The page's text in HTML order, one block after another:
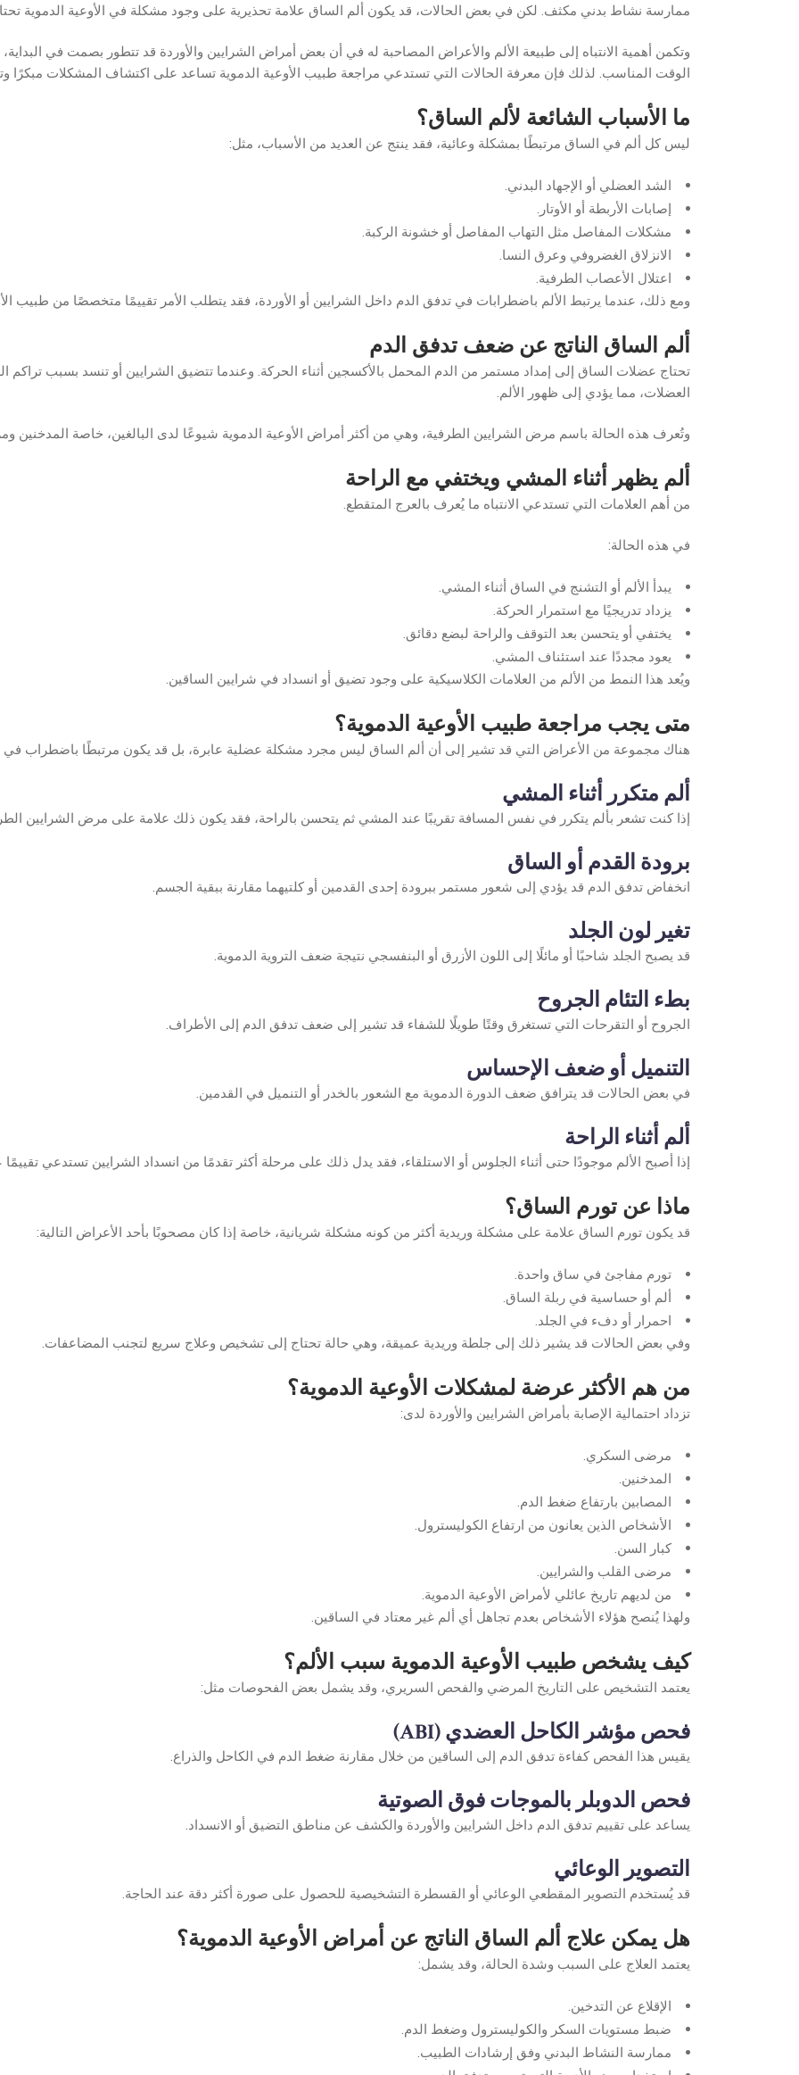
ممارسة نشاط بدني مكثف. لكن في بعض الحالات، قد يكون ألم الساق علامة تحذيرية على وجود مشكلة في الأوعية الدموية
وتكمن أهمية الانتباه إلى طبيعة الألم والأعراض المصاحبة له في أن بعض أمراض الشرايين والأوردة قد تتطور بصمت في
الوقت المناسب. لذلك فإن معرفة الحالات التي تستدعي مراجعة طبيب الأوعية الدموية تساعد على اكتشاف المشكلات مبكرًا
ما الأسباب الشائعة لألم الساق؟
ليس كل ألم في الساق مرتبطًا بمشكلة وعائية، فقد ينتج عن العديد من الأسباب، مثل:
الشد العضلي أو الإجهاد البدني.
إصابات الأربطة أو الأوتار.
مشكلات المفاصل مثل التهاب المفاصل أو خشونة الركبة.
الانزلاق الغضروفي وعرق النسا.
اعتلال الأعصاب الطرفية.
ومع ذلك، عندما يرتبط الألم باضطرابات في تدفق الدم داخل الشرايين أو الأوردة، فقد يتطلب الأمر تقييمًا متخصصًا من طبيب
ألم الساق الناتج عن ضعف تدفق الدم
تحتاج عضلات الساق إلى إمداد مستمر من الدم المحمل بالأكسجين أثناء الحركة. وعندما تتضيق الشرايين أو تنسد بسبب تراكم
العضلات، مما يؤدي إلى ظهور الألم.
وتُعرف هذه الحالة باسم مرض الشرايين الطرفية، وهي من أكثر أمراض الأوعية الدموية شيوعًا لدى البالغين، خاصة المدخنين
ألم يظهر أثناء المشي ويختفي مع الراحة
من أهم العلامات التي تستدعي الانتباه ما يُعرف بالعرج المتقطع.
في هذه الحالة:
يبدأ الألم أو التشنج في الساق أثناء المشي.
يزداد تدريجيًا مع استمرار الحركة.
يختفي أو يتحسن بعد التوقف والراحة لبضع دقائق.
يعود مجددًا عند استئناف المشي.
ويُعد هذا النمط من الألم من العلامات الكلاسيكية على وجود تضيق أو انسداد في شرايين الساقين.
متى يجب مراجعة طبيب الأوعية الدموية؟
هناك مجموعة من الأعراض التي قد تشير إلى أن ألم الساق ليس مجرد مشكلة عضلية عابرة، بل قد يكون مرتبطًا باضطراب في
ألم متكرر أثناء المشي
إذا كنت تشعر بألم يتكرر في نفس المسافة تقريبًا عند المشي ثم يتحسن بالراحة، فقد يكون ذلك علامة على مرض الشرايين
برودة القدم أو الساق
انخفاض تدفق الدم قد يؤدي إلى شعور مستمر ببرودة إحدى القدمين أو كلتيهما مقارنة ببقية الجسم.
تغير لون الجلد
قد يصبح الجلد شاحبًا أو مائلًا إلى اللون الأزرق أو البنفسجي نتيجة ضعف التروية الدموية.
بطء التئام الجروح
الجروح أو التقرحات التي تستغرق وقتًا طويلًا للشفاء قد تشير إلى ضعف تدفق الدم إلى الأطراف.
التنميل أو ضعف الإحساس
في بعض الحالات قد يترافق ضعف الدورة الدموية مع الشعور بالخدر أو التنميل في القدمين.
ألم أثناء الراحة
إذا أصبح الألم موجودًا حتى أثناء الجلوس أو الاستلقاء، فقد يدل ذلك على مرحلة أكثر تقدمًا من انسداد الشرايين تستدعي تقييمًا
ماذا عن تورم الساق؟
قد يكون تورم الساق علامة على مشكلة وريدية أكثر من كونه مشكلة شريانية، خاصة إذا كان مصحوبًا بأحد الأعراض التالية:
تورم مفاجئ في ساق واحدة.
ألم أو حساسية في ربلة الساق.
احمرار أو دفء في الجلد.
وفي بعض الحالات قد يشير ذلك إلى جلطة وريدية عميقة، وهي حالة تحتاج إلى تشخيص وعلاج سريع لتجنب المضاعفات.
من هم الأكثر عرضة لمشكلات الأوعية الدموية؟
تزداد احتمالية الإصابة بأمراض الشرايين والأوردة لدى:
مرضى السكري.
المدخنين.
المصابين بارتفاع ضغط الدم.
الأشخاص الذين يعانون من ارتفاع الكوليسترول.
كبار السن.
مرضى القلب والشرايين.
من لديهم تاريخ عائلي لأمراض الأوعية الدموية.
ولهذا يُنصح هؤلاء الأشخاص بعدم تجاهل أي ألم غير معتاد في الساقين.
كيف يشخص طبيب الأوعية الدموية سبب الألم؟
يعتمد التشخيص على التاريخ المرضي والفحص السريري، وقد يشمل بعض الفحوصات مثل:
فحص مؤشر الكاحل العضدي (ABI)
يقيس هذا الفحص كفاءة تدفق الدم إلى الساقين من خلال مقارنة ضغط الدم في الكاحل والذراع.
فحص الدوبلر بالموجات فوق الصوتية
يساعد على تقييم تدفق الدم داخل الشرايين والأوردة والكشف عن مناطق التضيق أو الانسداد.
التصوير الوعائي
قد يُستخدم التصوير المقطعي الوعائي أو القسطرة التشخيصية للحصول على صورة أكثر دقة عند الحاجة.
هل يمكن علاج ألم الساق الناتج عن أمراض الأوعية الدموية؟
يعتمد العلاج على السبب وشدة الحالة، وقد يشمل:
الإقلاع عن التدخين.
ضبط مستويات السكر والكوليسترول وضغط الدم.
ممارسة النشاط البدني وفق إرشادات الطبيب.